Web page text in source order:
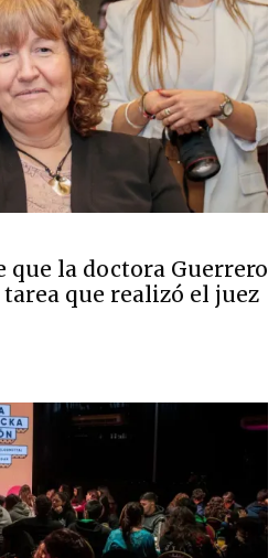
que la doctora Guerrero
que realizó el juez